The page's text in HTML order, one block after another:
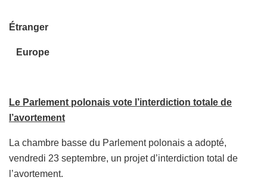
Étranger
Europe
Le Parlement polonais vote l’interdiction totale de
l’avortement
La chambre basse du Parlement polonais a adopté,
vendredi 23 septembre, un projet d’interdiction total de
l’avortement.